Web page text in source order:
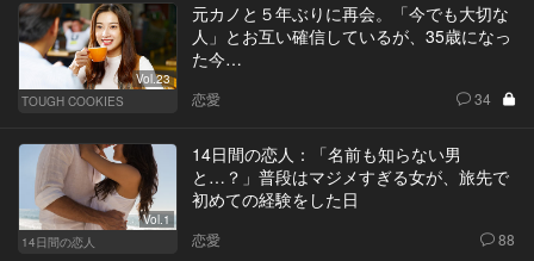
Vol.23
TOUGH COOKIES
元カノと５年ぶりに再会。「今でも大切な
人」とお互い確信しているが、35歳になっ
た今…
恋愛 34
Vol.1
14日間の恋人
14日間の恋人：「名前も知らない男
と…？」普段はマジメすぎる女が、旅先で
初めての経験をした日
恋愛 88